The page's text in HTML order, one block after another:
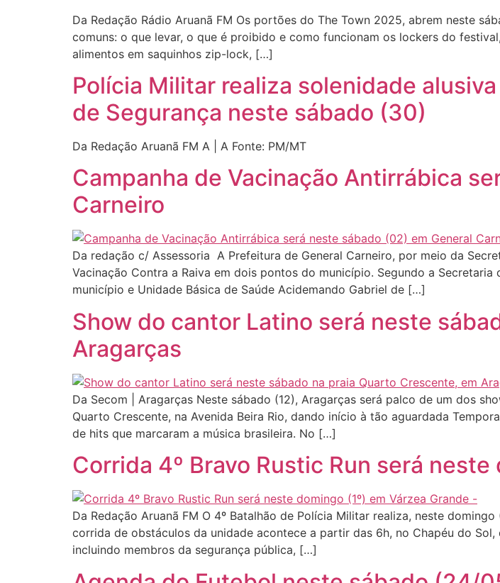
Da Redação Rádio Aruanã FM Os portões do The Town 2025, abrem neste
comuns: o que levar, o que é proibido e como funcionam os lockers do
alimentos em saquinhos zip-lock, […]
Polícia Militar realiza solenidade
de Segurança neste sábado (30)
Da Redação Aruanã FM A | A Fonte: PM/MT
Campanha de Vacinação Antirrábica
Carneiro
Da redação c/ Assessoria A Prefeitura de General Carneiro, por meio da
Vacinação Contra a Raiva em dois pontos do município. Segundo a
município e Unidade Básica de Saúde Acidemando Gabriel de […]
Show do cantor Latino será neste
Aragarças
Da Secom | Aragarças Neste sábado (12), Aragarças será palco de um dos
Quarto Crescente, na Avenida Beira Rio, dando início à tão aguardada
de hits que marcaram a música brasileira. No […]
Corrida 4º Bravo Rustic Run será
Da Redação Aruanã FM O 4º Batalhão de Polícia Militar realiza, neste
corrida de obstáculos da unidade acontece a partir das 6h, no Chapéu do
incluindo membros da segurança pública, […]